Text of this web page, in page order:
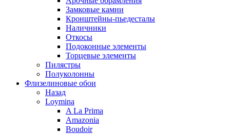
Замковые камни
Кронштейны-пьедесталы
Наличники
Откосы
Подоконные элементы
Торцевые элементы
Пилястры
Полуколонны
Флизелиновые обои
Назад
Loymina
A La Prima
Amazonia
Boudoir